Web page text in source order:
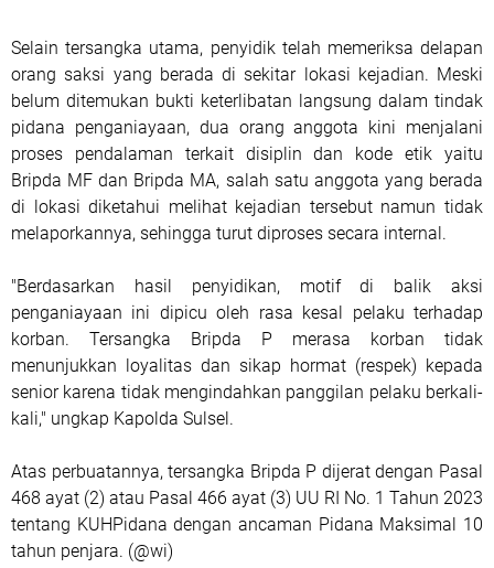
Selain tersangka utama, penyidik telah memeriksa delapan
orang saksi yang berada di sekitar lokasi kejadian. Meski
belum ditemukan bukti keterlibatan langsung dalam tindak
pidana penganiayaan, dua orang anggota kini menjalani
proses pendalaman terkait disiplin dan kode etik yaitu
Bripda MF dan Bripda MA, salah satu anggota yang berada
di lokasi diketahui melihat kejadian tersebut namun tidak
melaporkannya, sehingga turut diproses secara internal.
"Berdasarkan hasil penyidikan, motif di balik aksi
penganiayaan ini dipicu oleh rasa kesal pelaku terhadap
korban. Tersangka Bripda P merasa korban tidak
menunjukkan loyalitas dan sikap hormat (respek) kepada
senior karena tidak mengindahkan panggilan pelaku berkali-
kali," ungkap Kapolda Sulsel.
​Atas perbuatannya, tersangka Bripda P dijerat dengan ​Pasal
468 ayat (2) atau Pasal 466 ayat (3) UU RI No. 1 Tahun 2023
tentang KUHPidana dengan ​ancaman Pidana Maksimal 10
tahun penjara. (@wi)